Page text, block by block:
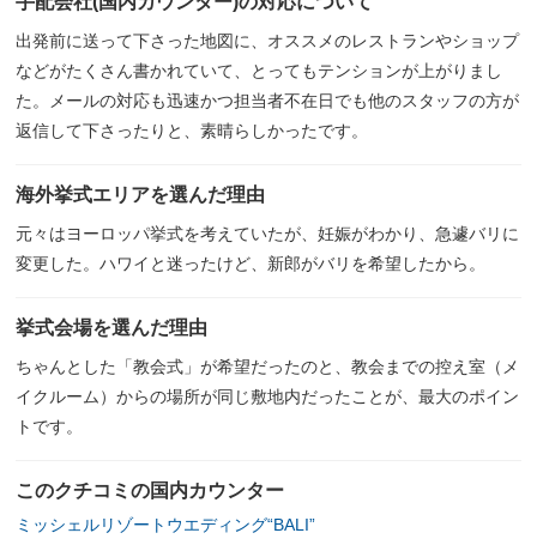
出発前に送って下さった地図に、オススメのレストランやショップ
などがたくさん書かれていて、とってもテンションが上がりまし
た。メールの対応も迅速かつ担当者不在日でも他のスタッフの方が
返信して下さったりと、素晴らしかったです。
海外挙式エリアを選んだ理由
元々はヨーロッパ挙式を考えていたが、妊娠がわかり、急遽バリに
変更した。ハワイと迷ったけど、新郎がバリを希望したから。
挙式会場を選んだ理由
ちゃんとした「教会式」が希望だったのと、教会までの控え室（メ
イクルーム）からの場所が同じ敷地内だったことが、最大のポイン
トです。
このクチコミの国内カウンター
ミッシェルリゾートウエディング“BALI”